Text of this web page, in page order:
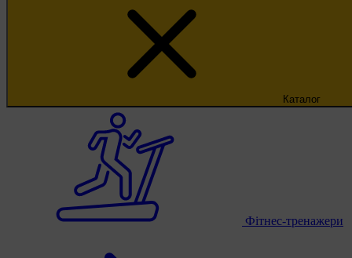
Каталог
Фітнес-тренажери